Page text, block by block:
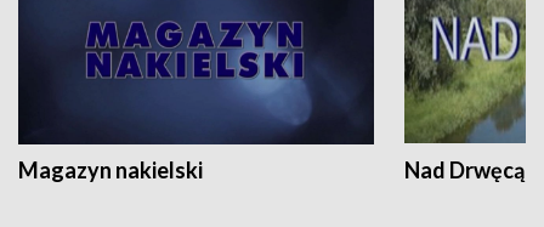
Magazyn nakielski Nad Drwęcą